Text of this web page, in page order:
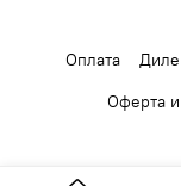
Оплата
Оферта